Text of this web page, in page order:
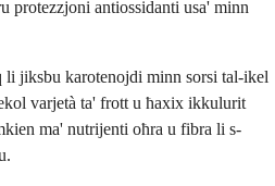
protezzjoni antiossidanti usa' minn
jiksbu karotenojdi minn sorsi tal-ikel
varjetà ta' frott u ħaxix ikkulurit
ma' nutrijenti oħra u fibra li s-